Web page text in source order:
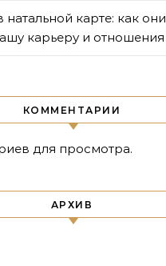
карте: как они
карьеру и отношения
КОММЕНТАРИИ
для просмотра.
АРХИВ